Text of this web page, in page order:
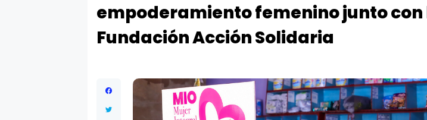
empoderamiento femenino junto con
Fundación Acción Solidaria